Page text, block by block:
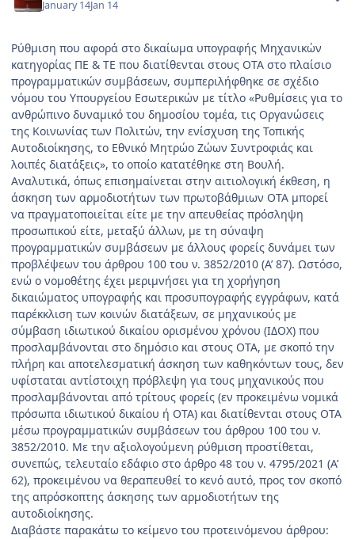
January 14Jan 14
Ρύθμιση που αφορά στο δικαίωμα υπογραφής Μηχανικών
κατηγορίας ΠΕ & ΤΕ που διατίθενται στους ΟΤΑ στο πλαίσιο
προγραμματικών συμβάσεων, συμπεριλήφθηκε σε σχέδιο
νόμου του Υπουργείου Εσωτερικών με τίτλο «Ρυθμίσεις για το
ανθρώπινο δυναμικό του δημοσίου τομέα, τις Οργανώσεις
της Κοινωνίας των Πολιτών, την ενίσχυση της Τοπικής
Αυτοδιοίκησης, το Εθνικό Μητρώο Ζώων Συντροφιάς και
λοιπές διατάξεις», το οποίο κατατέθηκε στη Βουλή.
Αναλυτικά, όπως επισημαίνεται στην αιτιολογική έκθεση, η
άσκηση των αρμοδιοτήτων των πρωτοβάθμιων ΟΤΑ μπορεί
να πραγματοποιείται είτε με την απευθείας πρόσληψη
προσωπικού είτε, μεταξύ άλλων, με τη σύναψη
προγραμματικών συμβάσεων με άλλους φορείς δυνάμει των
προβλέψεων του άρθρου 100 του ν. 3852/2010 (Α’ 87). Ωστόσο,
ενώ ο νομοθέτης έχει μεριμνήσει για τη χορήγηση
δικαιώματος υπογραφής και προσυπογραφής εγγράφων, κατά
παρέκκλιση των κοινών διατάξεων, σε μηχανικούς με
σύμβαση ιδιωτικού δικαίου ορισμένου χρόνου (ΙΔΟΧ) που
προσλαμβάνονται στο δημόσιο και στους ΟΤΑ, με σκοπό την
πλήρη και αποτελεσματική άσκηση των καθηκόντων τους, δεν
υφίσταται αντίστοιχη πρόβλεψη για τους μηχανικούς που
προσλαμβάνονται από τρίτους φορείς (εν προκειμένω νομικά
πρόσωπα ιδιωτικού δικαίου ή ΟΤΑ) και διατίθενται στους ΟΤΑ
μέσω προγραμματικών συμβάσεων του άρθρου 100 του ν.
3852/2010. Με την αξιολογούμενη ρύθμιση προστίθεται,
συνεπώς, τελευταίο εδάφιο στο άρθρο 48 του ν. 4795/2021 (Α’
62), προκειμένου να θεραπευθεί το κενό αυτό, προς τον σκοπό
της απρόσκοπτης άσκησης των αρμοδιοτήτων της
αυτοδιοίκησης.
Διαβάστε παρακάτω το κείμενο του προτεινόμενου άρθρου: